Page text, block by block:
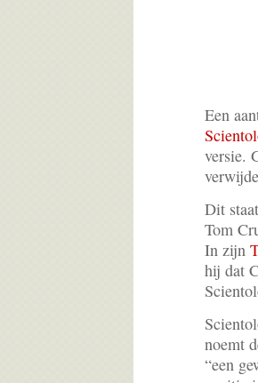
Een
versie.
Dit
Tom
In zijn
hij dat
noemt
“een